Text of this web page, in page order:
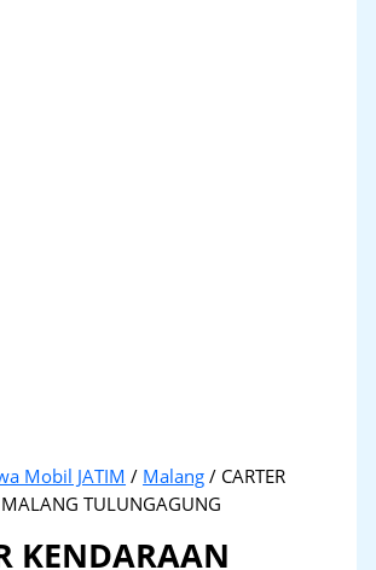
Mobil JATIM / Malang / CARTER
TULUNGAGUNG
KENDARAAN